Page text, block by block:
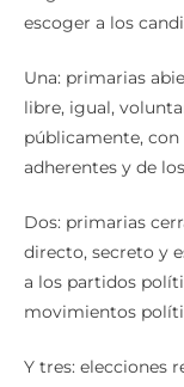
escoger a los
Una: primarias
libre, igual,
públicamente,
adherentes y de
Dos: primarias
directo, secreto y
a los partidos
movimientos
Y tres: elecciones